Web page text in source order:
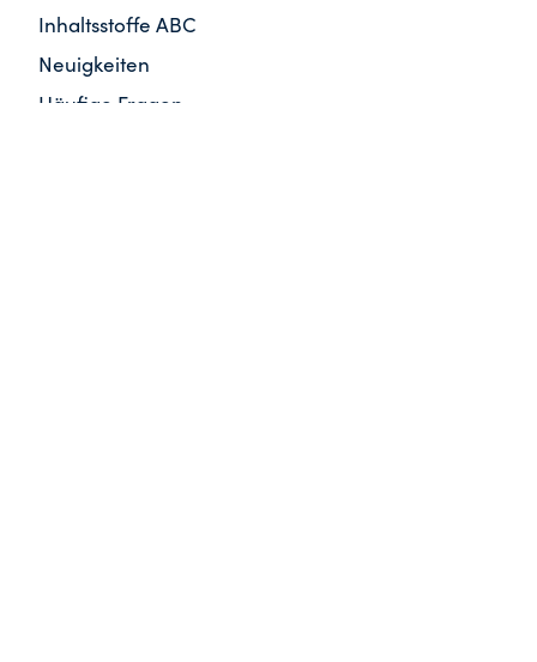
Inhaltsstoffe ABC
Neuigkeiten
Häufige Fragen